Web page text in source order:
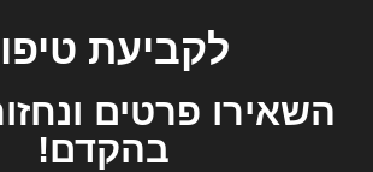
לקביעת
השאירו פרטים
בהקדם!